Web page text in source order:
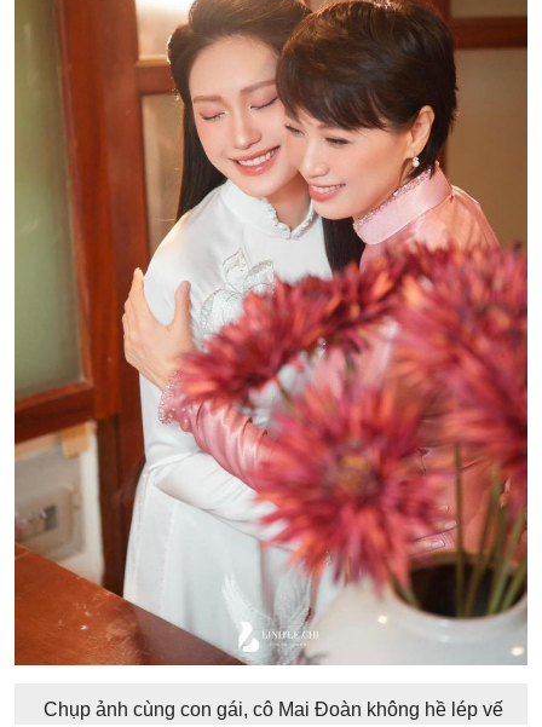
Chụp ảnh cùng con gái, cô Mai Đoàn không hề lép vế